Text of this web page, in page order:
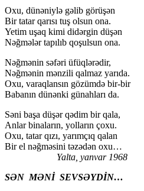
Oxu, dünəniylə gəlib görüşən
Bir tatar qarısı tuş olsun ona.
Yetim uşaq kimi didərgin düşən
Nəğmələr tapılıb qoşulsun ona.
Nəğmənin səfəri üfüqlərədir,
Nəğmənin mənzili qalmaz yarıda.
Oxu, varaqlansın gözümdə bir-bir
Babanın dünənki günahları da.
Səni başa düşər qədim bir qala,
Anlar binaların, yolların çoxu.
Oxu, tatar qızı, yarımçıq qalan
Bir el nəğməsini təzədən oxu…
Yalta, yanvar 1968
SƏN MƏNİ SEVSƏYDİN…